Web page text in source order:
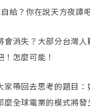
給？你在說天方夜譚
會消失？大部分台灣
怎麼可能！
家帶回去思考的題目
麼全球電業的模式將